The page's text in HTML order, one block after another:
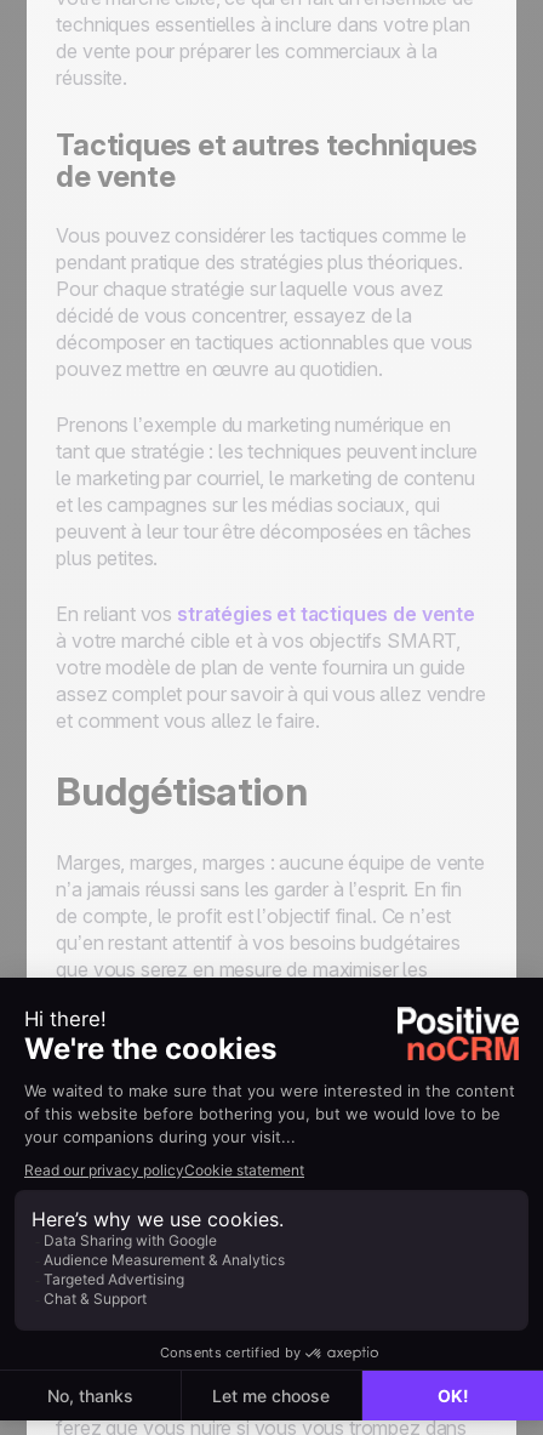
techniques essentielles à inclure dans votre plan
de vente pour préparer les commerciaux à la
réussite.
Tactiques et autres techniques
de vente
Vous pouvez considérer les tactiques comme le
pendant pratique des stratégies plus théoriques.
Pour chaque stratégie sur laquelle vous avez
décidé de vous concentrer, essayez de la
décomposer en tactiques actionnables que vous
pouvez mettre en œuvre au quotidien.
Prenons l’exemple du marketing numérique en
tant que stratégie : les techniques peuvent inclure
le marketing par courriel, le marketing de contenu
et les campagnes sur les médias sociaux, qui
peuvent à leur tour être décomposées en tâches
plus petites.
En reliant vos stratégies et tactiques de vente
à votre marché cible et à vos objectifs SMART,
votre modèle de plan de vente fournira un guide
assez complet pour savoir à qui vous allez vendre
et comment vous allez le faire.
Budgétisation
Marges, marges, marges : aucune équipe de vente
n’a jamais réussi sans les garder à l’esprit. En fin
de compte, le profit est l’objectif final. Ce n’est
qu’en restant attentif à vos besoins budgétaires
que vous serez en mesure de maximiser les
long terme que vous visez en fin de compte.
Votre plan de vente doit comporter une
description détaillée du budget nécessaire à son
exécution. Parmi les coûts à prendre en compte
pour cette partie, citons le budget marketing, les
coûts de personnel (formation à la vente, salaires,
équipement, etc.), les outils technologiques que
vous envisagez d’utiliser dans le cadre de votre
stratégie globale et toutes les autres ressources
nécessaires spécifiques au produit ou au service
Ne tombez pas non plus dans le piège de
l’optimisme en ce qui concerne les coûts : vous ne
ferez que vous nuire si vous vous trompez dans